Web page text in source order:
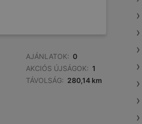
AJÁNLATOK: 0
AKCIÓS ÚJSÁGOK: 1
TÁVOLSÁG: 280,14 km